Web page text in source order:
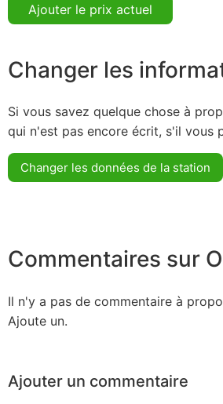
Ajouter le prix actuel
Changer les
Si vous savez quelque chose à
qui n'est pas encore écrit, s'il vous
Changer les données de la station
Commentaires sur
Il n'y a pas de commentaire à
Ajoute un.
Ajouter un commentaire